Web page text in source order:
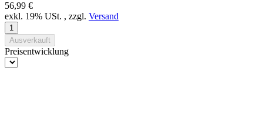
56,99 €
exkl. 19% USt. , zzgl. Versand
Ausverkauft
Preisentwicklung